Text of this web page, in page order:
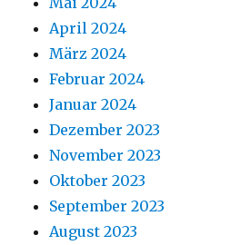
April 2024
März 2024
Februar 2024
Januar 2024
Dezember 2023
November 2023
Oktober 2023
September 2023
August 2023